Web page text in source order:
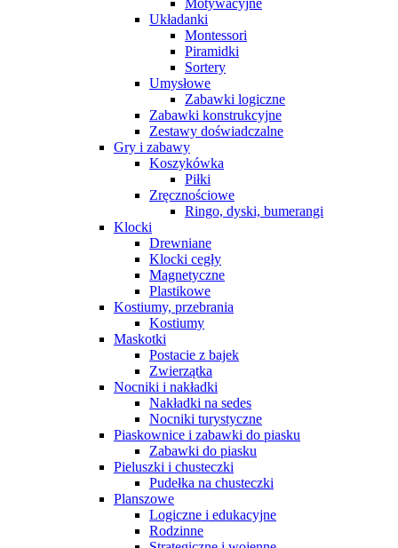
Motywacyjne
Układanki
Montessori
Piramidki
Sortery
Umysłowe
Zabawki logiczne
Zabawki konstrukcyjne
Zestawy doświadczalne
Gry i zabawy
Koszykówka
Piłki
Zręcznościowe
Ringo, dyski, bumerangi
Klocki
Drewniane
Klocki cegły
Magnetyczne
Plastikowe
Kostiumy, przebrania
Kostiumy
Maskotki
Postacie z bajek
Zwierzątka
Nocniki i nakładki
Nakładki na sedes
Nocniki turystyczne
Piaskownice i zabawki do piasku
Zabawki do piasku
Pieluszki i chusteczki
Pudełka na chusteczki
Planszowe
Logiczne i edukacyjne
Rodzinne